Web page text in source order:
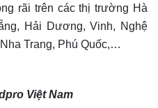
rãi trên các thị trường Hà
Hải Dương, Vinh, Nghệ
Trang, Phú Quốc,…
Việt Nam